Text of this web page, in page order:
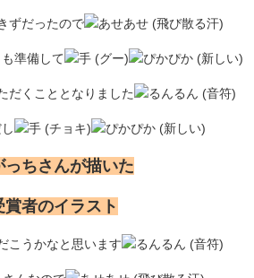
ずだったので
準備して
だくこととなりました
っちさんが描いた
賞者のイラスト
こうかなと思います